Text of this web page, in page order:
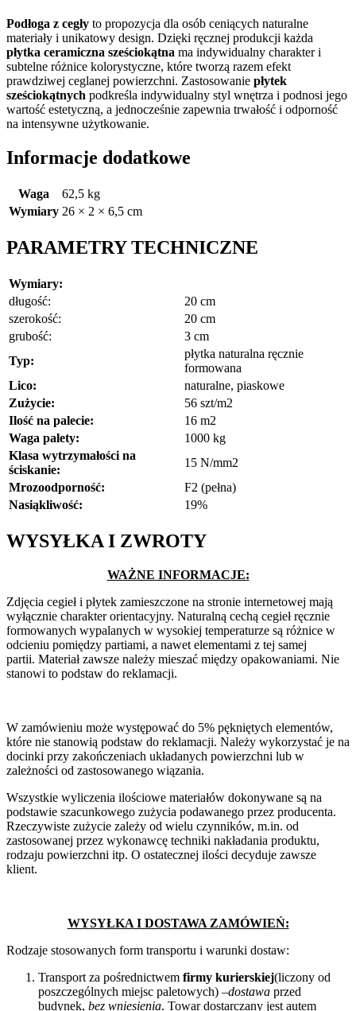
Podłoga z cegły to propozycja dla osób ceniących naturalne
materiały i unikatowy design. Dzięki ręcznej produkcji każda
płytka ceramiczna sześciokątna ma indywidualny charakter i
subtelne różnice kolorystyczne, które tworzą razem efekt
prawdziwej ceglanej powierzchni. Zastosowanie płytek
sześciokątnych podkreśla indywidualny styl wnętrza i podnosi jego
wartość estetyczną, a jednocześnie zapewnia trwałość i odporność
na intensywne użytkowanie.
Informacje dodatkowe
Waga
62,5 kg
Wymiary 26 × 2 × 6,5 cm
PARAMETRY TECHNICZNE
Wymiary:
długość:
20 cm
szerokość:
20 cm
grubość:
3 cm
Typ:
płytka naturalna ręcznie
formowana
Lico:
naturalne, piaskowe
Zużycie:
56 szt/m2
Ilość na palecie:
16 m2
Waga palety:
1000 kg
Klasa wytrzymałości na
ściskanie:
15 N/mm2
Mrozoodporność:
F2 (pełna)
Nasiąkliwość:
19%
WYSYŁKA I ZWROTY
WAŻNE INFORMACJE:
Zdjęcia cegieł i płytek zamieszczone na stronie internetowej mają
wyłącznie charakter orientacyjny. Naturalną cechą cegieł ręcznie
formowanych wypalanych w wysokiej temperaturze są różnice w
odcieniu pomiędzy partiami, a nawet elementami z tej samej
partii. Materiał zawsze należy mieszać między opakowaniami. Nie
stanowi to podstaw do reklamacji.
W zamówieniu może występować do 5% pękniętych elementów,
które nie stanowią podstaw do reklamacji. Należy wykorzystać je na
docinki przy zakończeniach układanych powierzchni lub w
zależności od zastosowanego wiązania.
Wszystkie wyliczenia ilościowe materiałów dokonywane są na
podstawie szacunkowego zużycia podawanego przez producenta.
Rzeczywiste zużycie zależy od wielu czynników, m.in. od
zastosowanej przez wykonawcę techniki nakładania produktu,
rodzaju powierzchni itp. O ostatecznej ilości decyduje zawsze
klient.
WYSYŁKA I DOSTAWA ZAMÓWIEŃ:
Rodzaje stosowanych form transportu i warunki dostaw:
Transport za pośrednictwem firmy kurierskiej(liczony od
poszczególnych miejsc paletowych) –dostawa przed
budynek, bez wniesienia. Towar dostarczany jest autem